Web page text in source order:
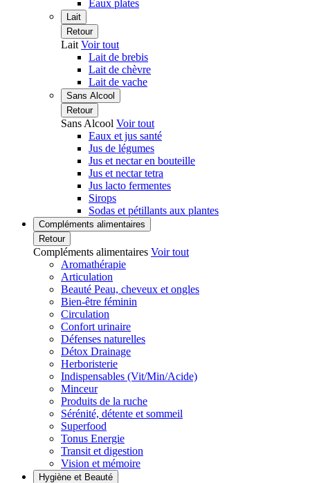
Eaux plates
Lait
Retour
Lait Voir tout
Lait de brebis
Lait de chèvre
Lait de vache
Sans Alcool
Retour
Sans Alcool Voir tout
Eaux et jus santé
Jus de légumes
Jus et nectar en bouteille
Jus et nectar tetra
Jus lacto fermentes
Sirops
Sodas et pétillants aux plantes
Compléments alimentaires
Retour
Compléments alimentaires Voir tout
Aromathérapie
Articulation
Beauté Peau, cheveux et ongles
Bien-être féminin
Circulation
Confort urinaire
Défenses naturelles
Détox Drainage
Herboristerie
Indispensables (Vit/Min/Acide)
Minceur
Produits de la ruche
Sérénité, détente et sommeil
Superfood
Tonus Energie
Transit et digestion
Vision et mémoire
Hygiène et Beauté